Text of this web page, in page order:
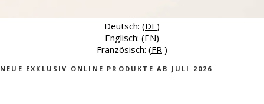
Deutsch: (DE)
Englisch: (EN)
Französisch: (FR )
NEUE EXKLUSIV ONLINE PRODUKTE AB JULI 2026